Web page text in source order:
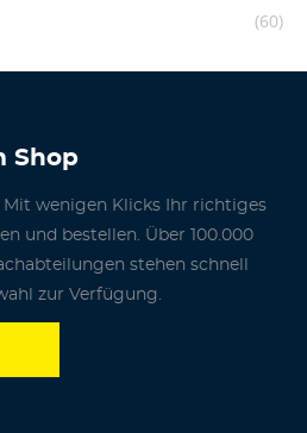
(60)
Shop
Mit wenigen Klicks Ihr richtiges
und bestellen. Über 100.000
stehen schnell
zur Verfügung.